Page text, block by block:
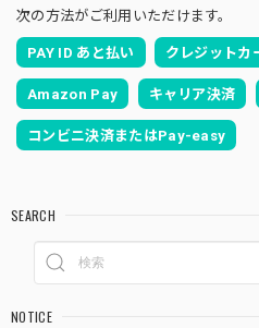
次の方法がご利用いただけます。
PAY ID あと払い クレジットカ
Amazon Pay キャリア決済
コンビニ決済またはPay-easy
SEARCH
NOTICE